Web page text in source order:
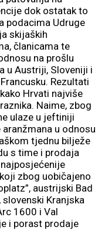
dok ostatak to
podacima Udruge
skijaških
članicama te
na prošlu
u Austriji, Sloveniji i
Rezultati
Hrvati najviše
Naime, zbog
ulaze u jeftiniji
u odnosu
tjednu bilježe
s time i prodaja
zbog uobičajeno
austrijski Bad
Kranjska
1600 i Val
i porast prodaje